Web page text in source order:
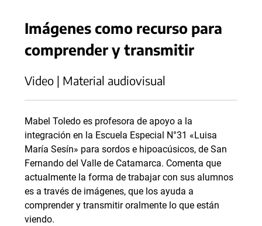
Imágenes como recurso para
comprender y transmitir
Video | Material audiovisual
Mabel Toledo es profesora de apoyo a la
integración en la Escuela Especial N°31 «Luisa
María Sesín» para sordos e hipoacúsicos, de San
Fernando del Valle de Catamarca. Comenta que
actualmente la forma de trabajar con sus alumnos
es a través de imágenes, que los ayuda a
comprender y transmitir oralmente lo que están
viendo.